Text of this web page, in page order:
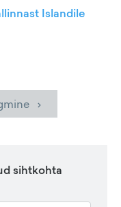
Islandile
›
sihtkohta